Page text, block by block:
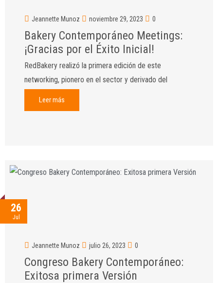
Jeannette Munoz noviembre 29, 2023 0
Bakery Contemporáneo Meetings:
¡Gracias por el Éxito Inicial!
RedBakery realizó la primera edición de este
networking, pionero en el sector y derivado del
Leer más
26
Jul
Jeannette Munoz julio 26, 2023 0
Congreso Bakery Contemporáneo:
Exitosa primera Versión